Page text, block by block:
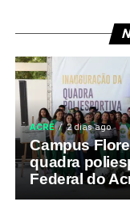
ACRE 2 dias ago
Campus
quadra
Federal do